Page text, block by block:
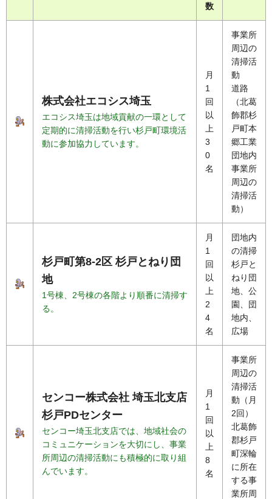
数
株式会社エコシス埼玉
エコシス埼玉は地域貢献の一環として
定期的に清掃活動を行い杉戸町環境活
動に参加協力しています。
月
1
回
以
上
3
0
名
事業所
周辺の
清掃活
動
道路
（北葛
飾郡杉
戸町本
郷工業
団地内
事業所
周辺の
清掃活
動）
杉戸町第8-2区 杉戸とねり団
地
1号棟、2号棟の各階より順番に清掃す
る。
月
1
回
以
上
2
4
名
団地内
の清掃
杉戸と
ねり団
地、公
園、団
地内、
広場
センコー株式会社 埼玉北支店
杉戸PDセンター
センコー埼玉北支店では、地域社会の
コミュニケーションを大切にし、事業
所周辺の清掃活動にも積極的に取り組
んでいます。
月
1
回
以
上
8
名
事業所
周辺の
清掃活
動（月
2回）
北葛飾
郡杉戸
町深輪
に所在
する事
業所周